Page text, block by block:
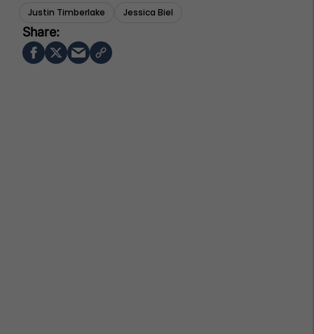
Justin Timberlake Jessica Biel